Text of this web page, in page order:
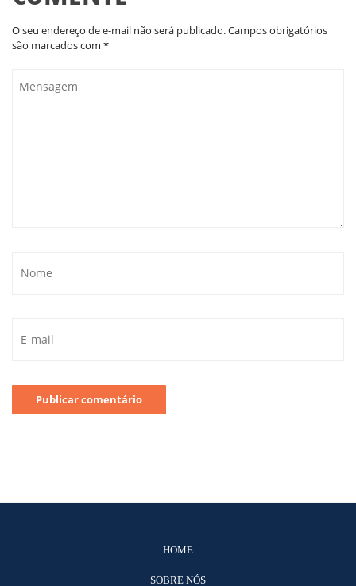
O seu endereço de e-mail não será publicado.Campos obrigatórios
são marcados com *
HOME
SOBRE NÓS